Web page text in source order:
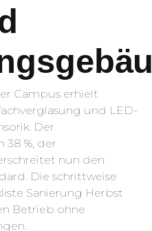
Campus erhielt
und LED-
Der
38 %, der
nun den
Die schrittweise
Sanierung Herbst
Betrieb ohne